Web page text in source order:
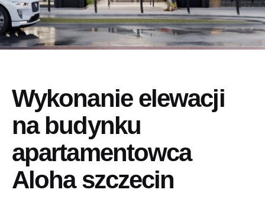
Wykonanie elewacji
na budynku
apartamentowca
Aloha szczecin